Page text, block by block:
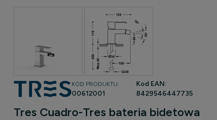
KOD PRODUKTU:
00612001
Kod EAN:
8429546447735
Tres Cuadro-Tres bateria bidetowa